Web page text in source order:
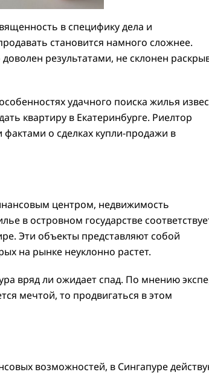
в специфику дела и
становится намного сложнее.
результатами, не склонен
удачного поиска жилья
квартиру в Екатеринбурге. Риелтор
о сделках купли-продажи в
центром, недвижимость
в островном государстве
Эти объекты представляют собой
на рынке неуклонно растет.
вряд ли ожидает спад. По мнению
мечтой, то продвигаться в этом
возможностей, в Сингапуре